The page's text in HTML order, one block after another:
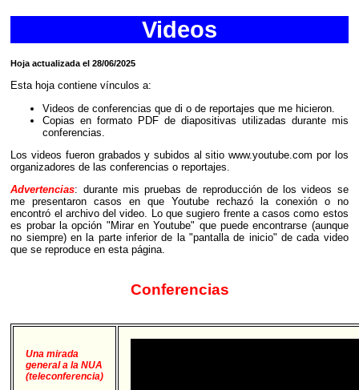
Videos
Hoja actualizada el 28/06/2025
Esta hoja contiene vínculos a:
Videos de conferencias que di o de reportajes que me hicieron.
Copias en formato PDF de diapositivas utilizadas durante mis
conferencias.
Los videos fueron grabados y subidos al sitio www.youtube.com por los
organizadores de las conferencias o reportajes.
Advertencias: durante mis pruebas de reproducción de los videos se
me presentaron casos en que Youtube rechazó la conexión o no
encontró el archivo del video. Lo que sugiero frente a casos como estos
es probar la opción "Mirar en Youtube" que puede encontrarse (aunque
no siempre) en la parte inferior de la "pantalla de inicio" de cada video
que se reproduce en esta página.
Conferencias
Una mirada
general a la NUA
(teleconferencia)